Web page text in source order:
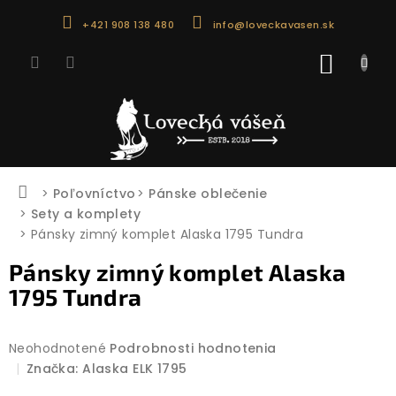
+421 908 138 480 info@loveckavasen.sk
Domov
Poľovníctvo
Pánske oblečenie
Sety a komplety
Pánsky zimný komplet Alaska 1795 Tundra
Pánsky zimný komplet Alaska
1795 Tundra
Priemerné
hodnotenie
Neohodnotené Podrobnosti hodnotenia
Značka:Alaska ELK 1795